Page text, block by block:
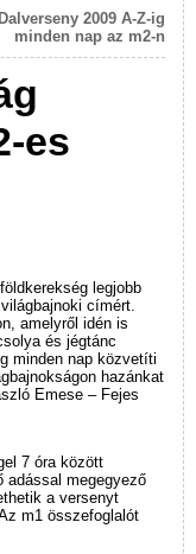
2009 A-Z-ig
minden nap az m2-n
es
legjobb
címért.
amelyről idén is
és jégtánc
minden nap közvetíti
hazánkat
Emese – Fejes
7 óra között
adással megegyező
a versenyt
m1 összefoglalót